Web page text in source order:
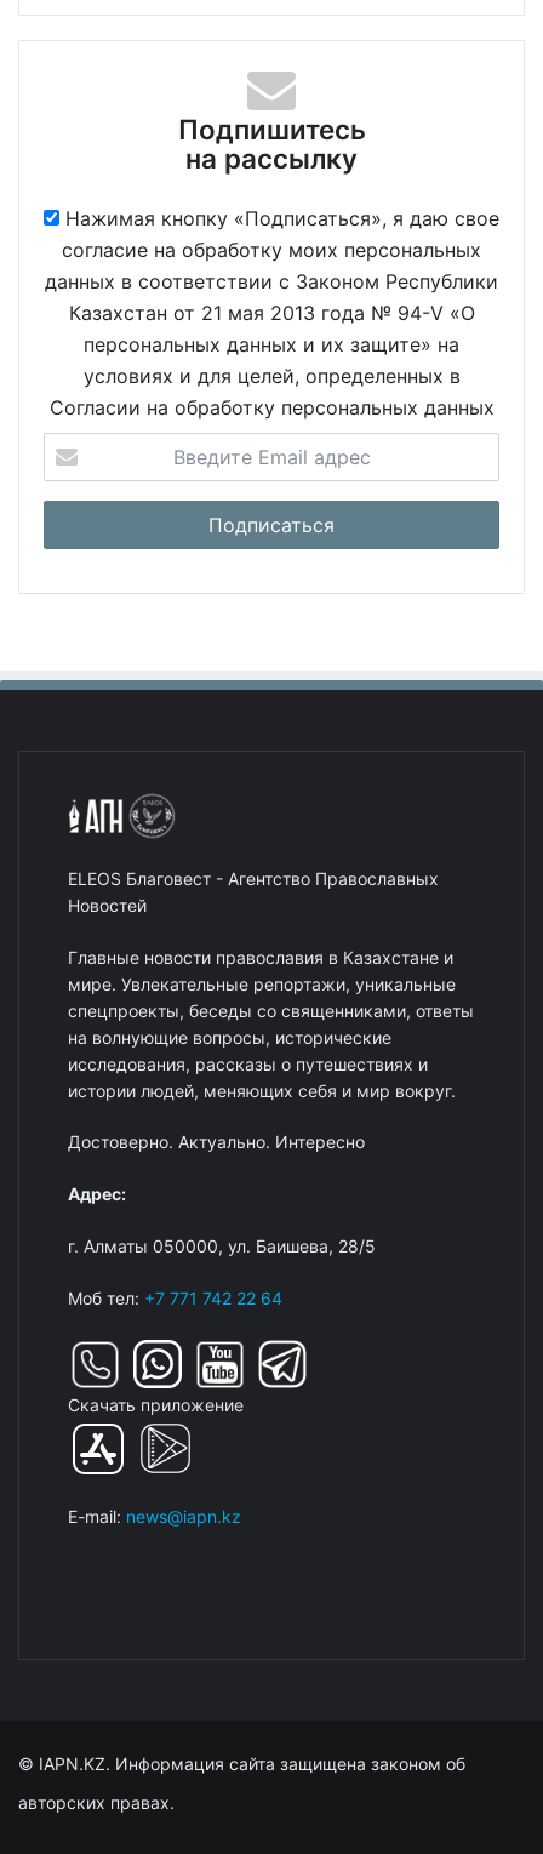
Подпишитесь
на рассылку
Нажимая кнопку «Подписаться», я даю свое
согласие на обработку моих персональных
данных в соответствии с Законом Республики
Казахстан от 21 мая 2013 года № 94-V «О
персональных данных и их защите» на
условиях и для целей, определенных в
Согласии на обработку персональных данных
ELEOS Благовест - Агентство Православных
Новостей
Главные новости православия в Казахстане и
мире. Увлекательные репортажи, уникальные
спецпроекты, беседы со священниками, ответы
на волнующие вопросы, исторические
исследования, рассказы о путешествиях и
истории людей, меняющих себя и мир вокруг.
Достоверно. Актуально. Интересно
Адрес:
г. Алматы 050000, ул. Баишева, 28/5
Моб тел: +7 771 742 22 64
Скачать приложение
E-mail: news@iapn.kz
© IAPN.KZ. Информация сайта защищена законом об
авторских правах.